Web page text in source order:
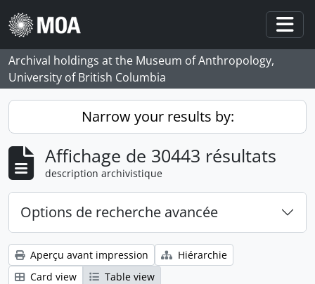
Skip to main content
Archival holdings at the Museum of Anthropology,
University of British Columbia
Narrow your results by:
Affichage de 30443 résultats
description archivistique
Options de recherche avancée
Aperçu avant impression
Hiérarchie
Card view
Table view